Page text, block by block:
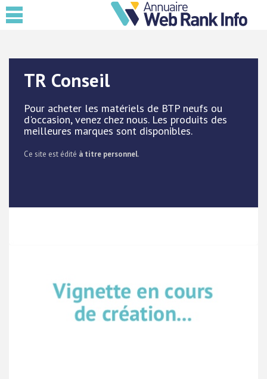
TR Conseil
Pour acheter les matériels de BTP neufs ou
d'occasion, venez chez nous. Les produits des
meilleures marques sont disponibles.
Ce site est édité à titre personnel.